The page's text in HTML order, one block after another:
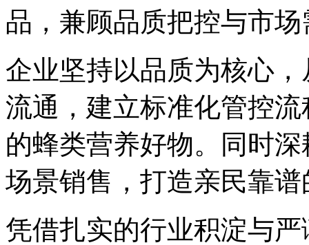
品，兼顾品质把控与市场
企业坚持以品质为核心
流通，建立标准化管控
的蜂类营养好物。同时
场景销售，打造亲民靠
凭借扎实的行业积淀与